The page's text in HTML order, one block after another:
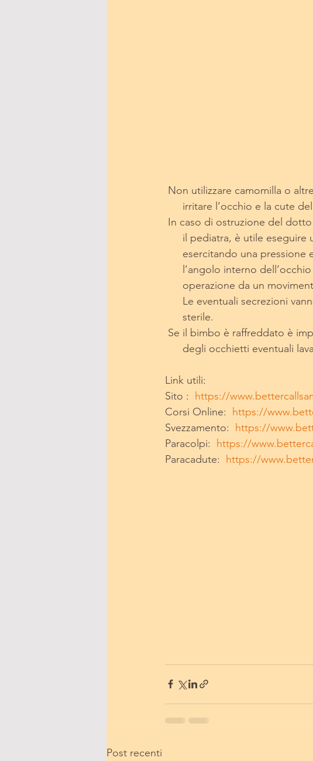
Non utilizzare camomilla o
irritare l’occhio e la cute
In caso di ostruzione del
il pediatra, è utile
esercitando una
l’angolo interno
operazione da un
Le eventuali secrezioni
      sterile.
Se il bimbo è raffreddato è
degli occhietti eventuali
Link utili:
Sito : https://
Corsi Online: https://
Svezzamento: https://
Paracolpi: https://
Paracadute: https://
Post recenti